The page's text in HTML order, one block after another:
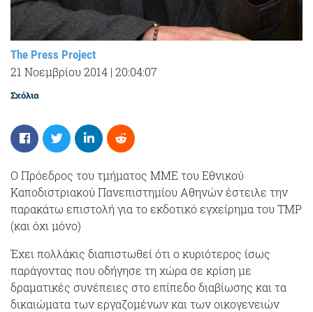
The Press Project
21 Νοεμβρίου 2014 | 20:04:07
Σχόλια
Ο Πρόεδρος του τμήματος ΜΜΕ του Εθνικού
Καποδιστριακού Πανεπιστημίου Αθηνών έστειλε την
παρακάτω επιστολή για το εκδοτικό εγχείρημα του TMP
(και όχι μόνο)
Έχει πολλάκις διαπιστωθεί ότι ο κυριότερος ίσως
παράγοντας που οδήγησε τη χώρα σε κρίση με
δραματικές συνέπειες στο επίπεδο διαβίωσης και τα
δικαιώματα των εργαζομένων και των οικογενειών